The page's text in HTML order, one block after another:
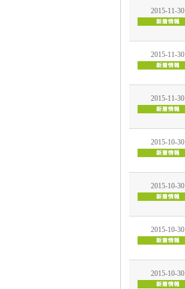
2015-11-30
2015-11-30
2015-11-30
2015-10-30
2015-10-30
2015-10-30
2015-10-30